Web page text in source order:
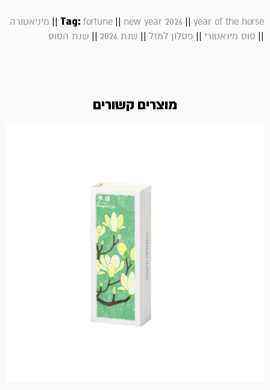
Tag: fortune || new year 2026 || year of the horse
|| מיניאטורה
|| סוס מינאטורי || פסלון למזל || שנת 2026 || שנת הסוס
מוצרים קשורים